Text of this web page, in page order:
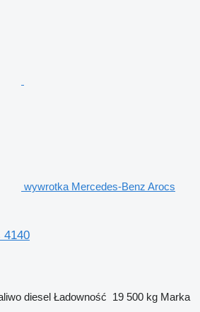
wywrotka Mercedes-Benz Arocs
4140
diesel Ładowność 19 500 kg Marka